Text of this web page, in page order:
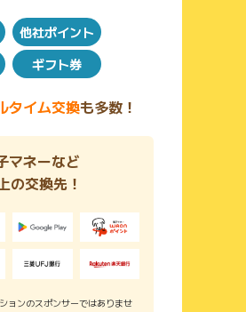
他社ポイント
ギフト券
タイム交換も多数！
マネーなど
の交換先！
ョンのスポンサーではありませ